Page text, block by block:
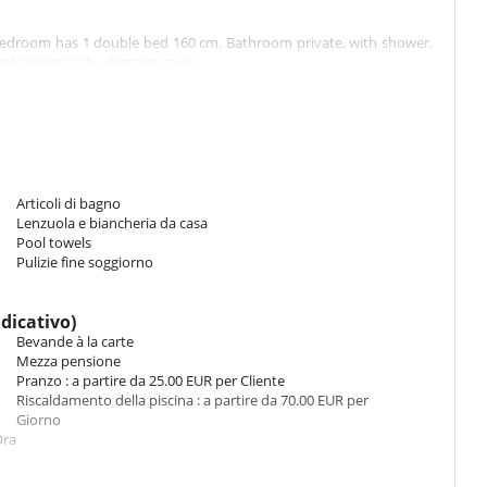
has 1 double bed 160 cm. Bathroom private, with shower.
has 1 double bed 160 cm. Bathroom private, with shower.
safe, dressing room.
1 double bed 180 cm. Bathroom private, with 2 washbasins,
also air conditioning, TV, private terrace, Jacuzzi.
modern. The main living room (over 70 m²) opens wide to the
the convivial bar area, the meticulous decoration and the
and welcoming atmosphere. The fully-equipped kitchen is
Articoli di bagno
Lenzuola e biancheria da casa
Pool towels
Pulizie fine soggiorno
Bevande à la carte
Mezza pensione
Pranzo : a partire da 25.00 EUR per Cliente
Riscaldamento della piscina : a partire da 70.00 EUR per
Giorno